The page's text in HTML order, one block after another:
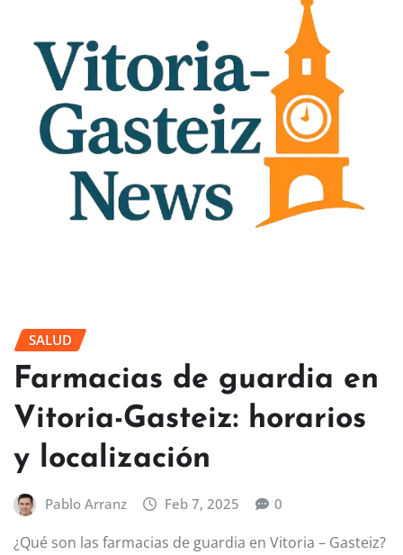
SALUD
Farmacias de guardia en
Vitoria-Gasteiz: horarios
y localización
Pablo Arranz Feb 7, 2025 0
¿Qué son las farmacias de guardia en Vitoria – Gasteiz?